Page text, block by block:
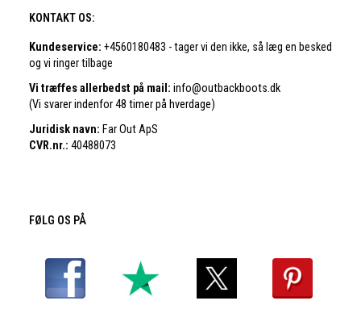
KONTAKT OS:
Kundeservice: +4560180483 - tager vi den ikke, så læg en besked
og vi ringer tilbage
Vi træffes allerbedst på mail: info@outbackboots.dk
(Vi svarer indenfor 48 timer på hverdage)
Juridisk navn: Far Out ApS
CVR.nr.: 40488073
FØLG OS PÅ